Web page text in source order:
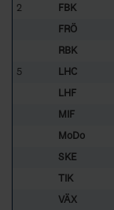
2
FBK
FRÖ
RBK
5
LHC
LHF
MIF
MoDo
SKE
TIK
VÄX